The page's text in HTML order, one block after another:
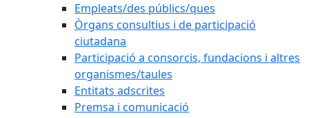
Empleats/des públics/ques
Òrgans consultius i de participació
ciutadana
Participació a consorcis, fundacions i altres
organismes/taules
Entitats adscrites
Premsa i comunicació